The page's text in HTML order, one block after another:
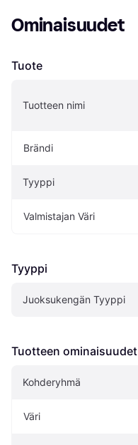
Ominaisuudet
Tuote
Tuotteen nimi
Brändi
Tyyppi
Valmistajan Väri
Tyyppi
Juoksukengän Tyyppi
Tuotteen ominaisuudet
Kohderyhmä
Väri